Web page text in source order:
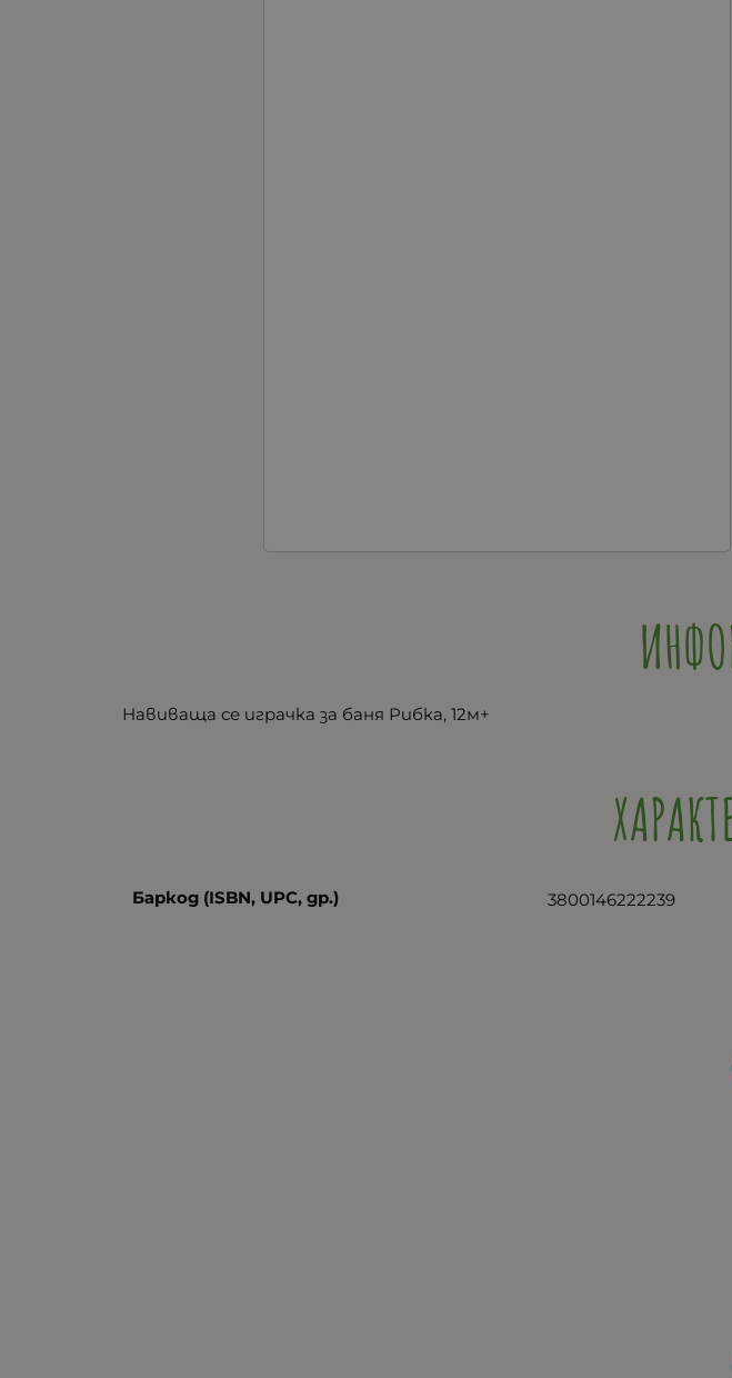
Навиваща се играчка за баня Рибка, 12м+
Баркод (ISBN, UPC, др.) 3800146222239